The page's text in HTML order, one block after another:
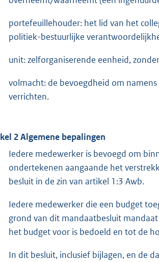
portefeuillehouder: het lid van het
politiek-bestuurlijke
unit: zelforganiserende eenheid,
volmacht: de bevoegdheid om
verrichten.
2 Algemene bepalingen
Iedere medewerker is bevoegd om
ondertekenen aangaande het
besluit in de zin van artikel 1:3 Awb.
Iedere medewerker die een budget
grond van dit mandaatbesluit
het budget voor is bedoeld en tot de
In dit besluit, inclusief bijlagen, en de